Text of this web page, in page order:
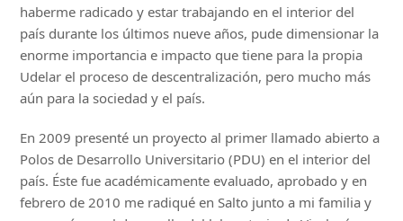
haberme radicado y estar trabajando en el interior del
país durante los últimos nueve años, pude dimensionar la
enorme importancia e impacto que tiene para la propia
Udelar el proceso de descentralización, pero mucho más
aún para la sociedad y el país.
En 2009 presenté un proyecto al primer llamado abierto a
Polos de Desarrollo Universitario (PDU) en el interior del
país. Éste fue académicamente evaluado, aprobado y en
febrero de 2010 me radiqué en Salto junto a mi familia y